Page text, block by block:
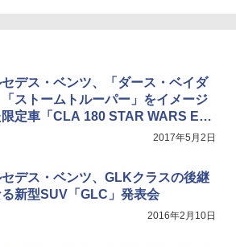
セデス・ベンツ、「ダース・ベイダ
ストームトルーパー」をイメージ
限定車「CLA 180 STAR WARS Edit
2017年5月2日
セデス・ベンツ、GLKクラスの後継
る新型SUV「GLC」発表会
2016年2月10日